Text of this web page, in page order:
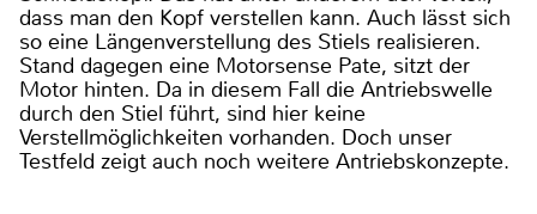
dass man den Kopf verstellen kann. Auch lässt sich
so eine Längenverstellung des Stiels realisieren.
Stand dagegen eine Motorsense Pate, sitzt der
Motor hinten. Da in diesem Fall die Antriebswelle
durch den Stiel führt, sind hier keine
Verstellmöglichkeiten vorhanden. Doch unser
Testfeld zeigt auch noch weitere Antriebskonzepte.